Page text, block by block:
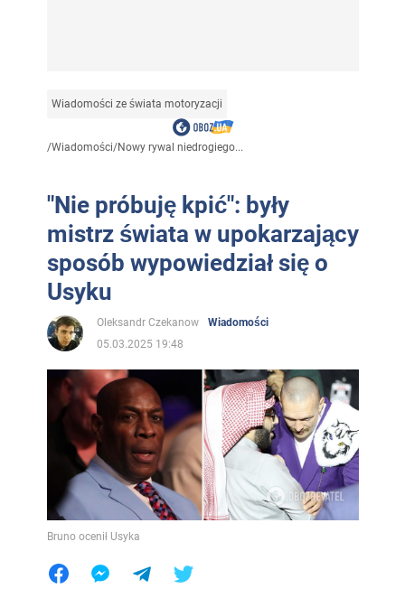
Wiadomości ze świata motoryzacji
/Wiadomości/Nowy rywal niedrogiego...
"Nie próbuję kpić": były
mistrz świata w upokarzający
sposób wypowiedział się o
Usyku
Oleksandr Czekanow
Wiadomości
05.03.2025 19:48
Bruno ocenił Usyka